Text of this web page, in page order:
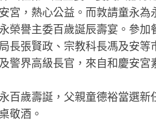
宮，熱心公益。而敦請童永為
譽主委百歲誕辰壽宴。參加
長張賢政、宗教科長馮及安等
警界高級長官，來自和慶安宮
百歲壽誕，父親童德裕當選新
敬酒。